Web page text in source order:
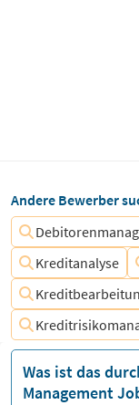
Andere Bewerber
Kreditanalyse
Was ist das
Management